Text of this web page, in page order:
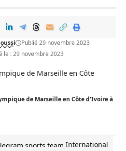
Publié 29 novembre 2023
le : 29 novembre 2023
de Marseille en Côte d'Ivoire à
International